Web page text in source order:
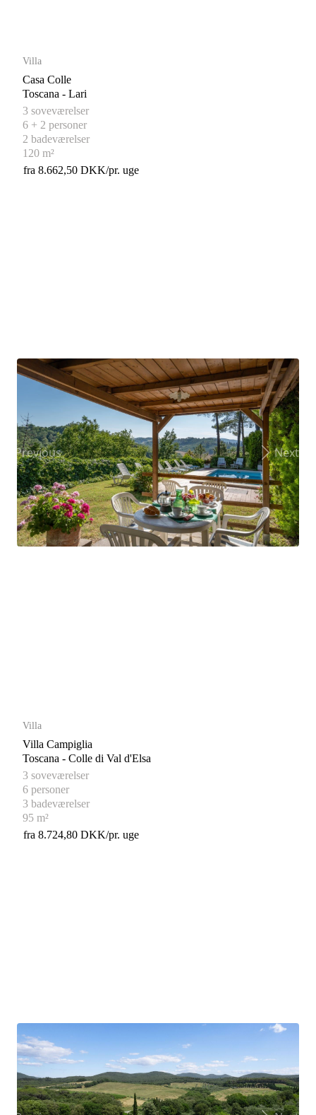
Villa
Casa Colle
Toscana - Lari
3 soveværelser
6 + 2 personer
2 badeværelser
120 m²
fra 8.662,50 DKK/pr. uge
Previous Next
Villa
Villa Campiglia
Toscana - Colle di Val d'Elsa
3 soveværelser
6 personer
3 badeværelser
95 m²
fra 8.724,80 DKK/pr. uge